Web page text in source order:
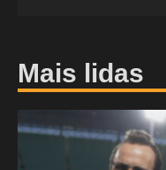
Mais lidas